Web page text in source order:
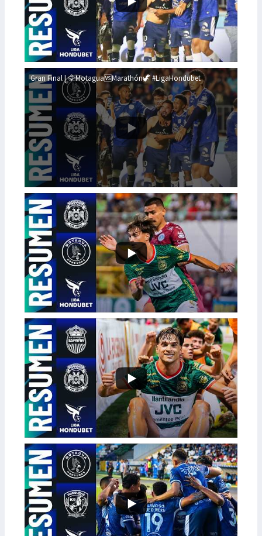
Gran Final | 🦅Motagua🆚Marathón🦖 #LigaHondubet